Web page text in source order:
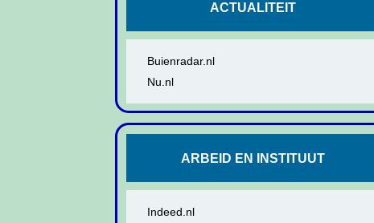
ACTUALITEIT
Buienradar.nl
Nu.nl
ARBEID EN INSTITUUT
Indeed.nl